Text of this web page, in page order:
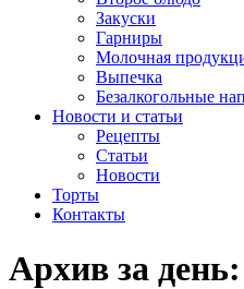
Закуски
Гарниры
Молочная
Выпечка
Безалкогольные
Новости и статьи
Рецепты
Статьи
Новости
Торты
Контакты
Архив за день: